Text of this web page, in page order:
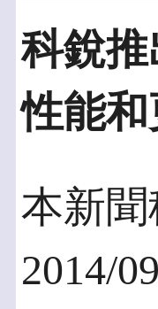
科銳
性能
本新聞
2014/